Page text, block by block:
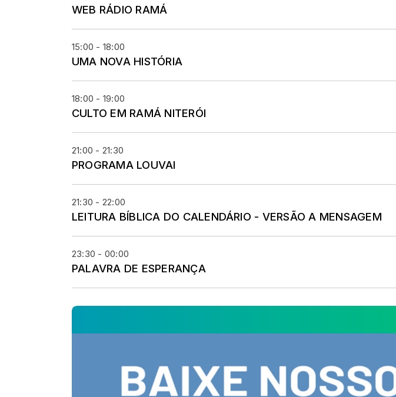
WEB RÁDIO RAMÁ
15:00 - 18:00
UMA NOVA HISTÓRIA
18:00 - 19:00
CULTO EM RAMÁ NITERÓI
21:00 - 21:30
PROGRAMA LOUVAI
21:30 - 22:00
LEITURA BÍBLICA DO CALENDÁRIO - VERSÃO A MENSAGEM
23:30 - 00:00
PALAVRA DE ESPERANÇA